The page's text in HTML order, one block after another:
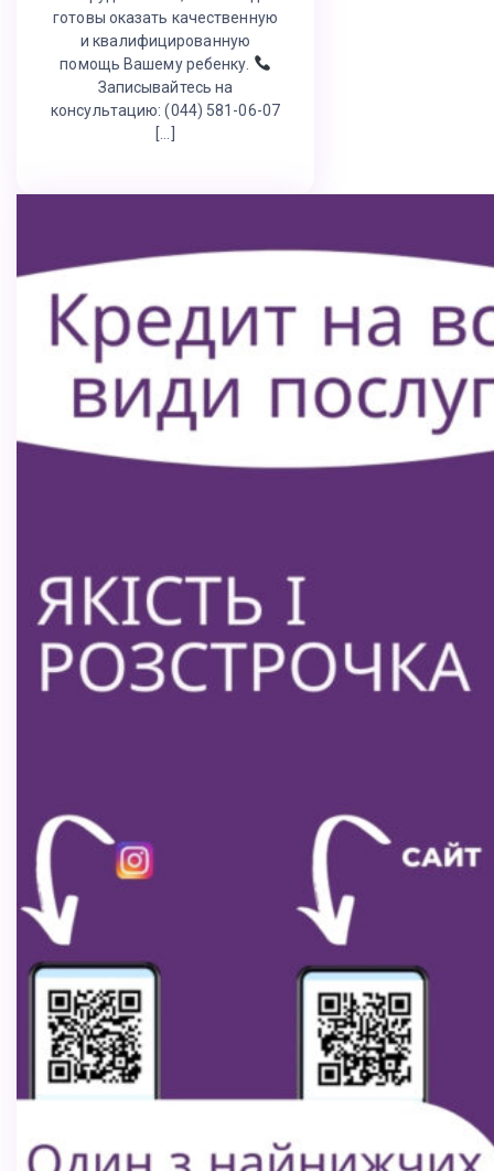
готовы оказать качественную
и квалифицированную
помощь Вашему ребенку.
Записывайтесь на
консультацию: (044) 581-06-07
[…]